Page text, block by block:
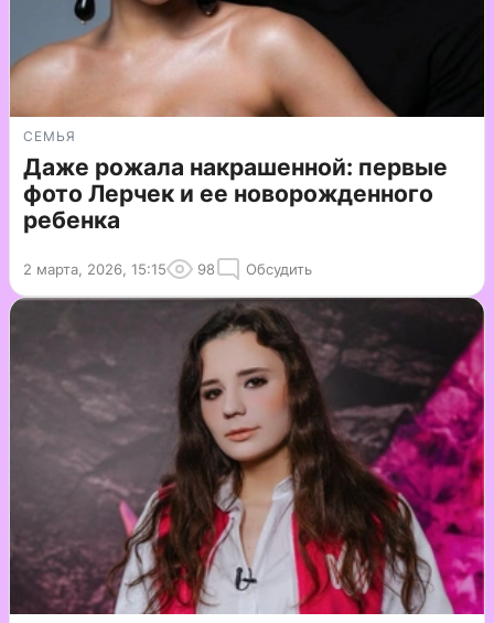
СЕМЬЯ
Даже рожала накрашенной: первые
фото Лерчек и ее новорожденного
ребенка
2 марта, 2026, 15:15 98 Обсудить